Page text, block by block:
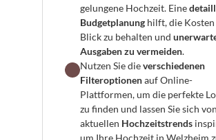
gelungene Hochzeit. Eine
Budgetplanung hilft, die
Blick zu behalten und
Ausgaben zu vermeiden.
Nutzen Sie die verschiedenen
Filteroptionen auf Online-
Plattformen, um die perfekte
zu finden und lassen Sie sich von
aktuellen Hochzeitstrends
um Ihre Hochzeit in Welzheim